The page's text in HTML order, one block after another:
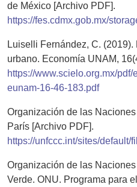
de México [Archivo PDF].
https://fes.cdmx.gob.mx/storage/app/
Luiselli Fernández, C.
urbano. Economía UNAM,
https://www.scielo.org.mx/
eunam-16-46-183.pdf
Organización de las
París [Archivo PDF].
https://unfccc.int/sites/default/
Organización de las
Verde. ONU. Programa para